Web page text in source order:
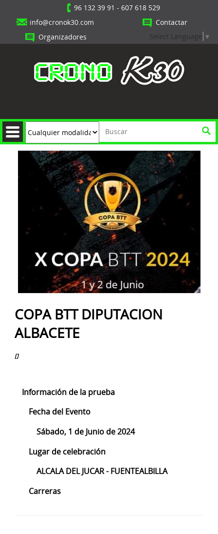
96 132 39 91 - 607 618 529
info@cronok30.com
Contactar
Organizadores
Select Language ▼
COPA BTT DIPUTACION
ALBACETE
[]
Información de la prueba
Fecha del Evento
Sábado, 1 de Junio de 2024
Lugar de celebración
ALCALA DEL JUCAR - FUENTEALBILLA
Carreras